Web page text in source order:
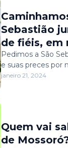
Sebastião
de fiéis, em
de fé e
padroeiro de
Governador
sua história
cristãos
devoção a
Pedimos a São
e suas preces por
janeiro 21, 2024
Quem vai
de